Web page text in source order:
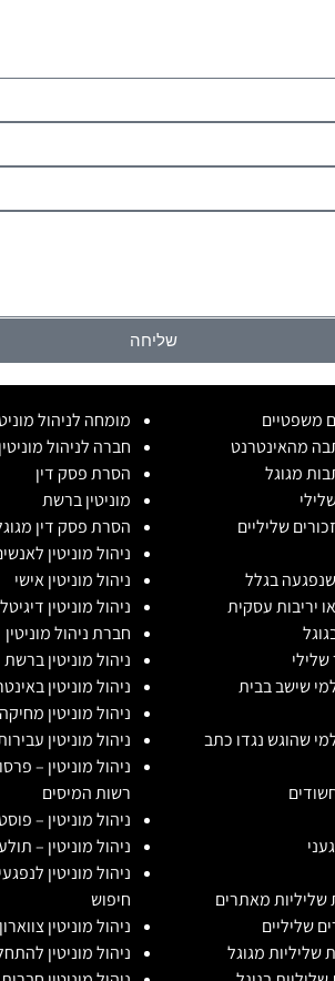
שליחה
משפטיים
מהאינטרנט
מגוגל
שליליים
בגלל
יריבות עסקית
למי שישב בבית
למי שהוגש נגדו כתב
מאתרים
שליליים
שליליות מגוגל
מומחה לניהול
חברה לניהול מוניטין
הסרת פסק דין
מוניטין ברשת
הסרת פסק דין
ניהול מוניטין
ניהול מוניטין אישי
ניהול מוניטין
חברת ניהול מוניטין
ניהול מוניטין ברשת
ניהול מוניטין
ניהול מוניטין
ניהול מוניטין
ניהול מוניטין –
רשות המיסים
ניהול מוניטין –
ניהול מוניטין –
ניהול מוניטין
חיפוש
ניהול מוניטין
ניהול מוניטין